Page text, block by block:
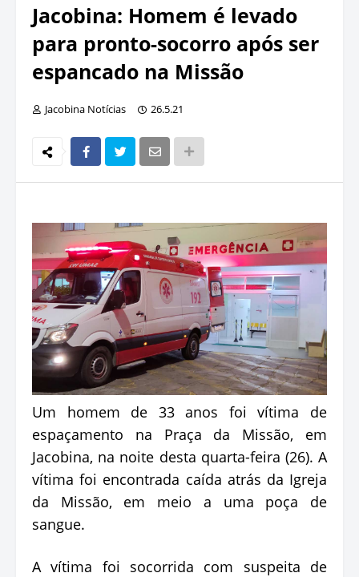
Jacobina: Homem é levado
para pronto-socorro após ser
espancado na Missão
Jacobina Notícias 26.5.21
Um homem de 33 anos foi vítima de
espaçamento na Praça da Missão, em
Jacobina, na noite desta quarta-feira (26). A
vítima foi encontrada caída atrás da Igreja
da Missão, em meio a uma poça de
sangue.
A vítima foi socorrida com suspeita de